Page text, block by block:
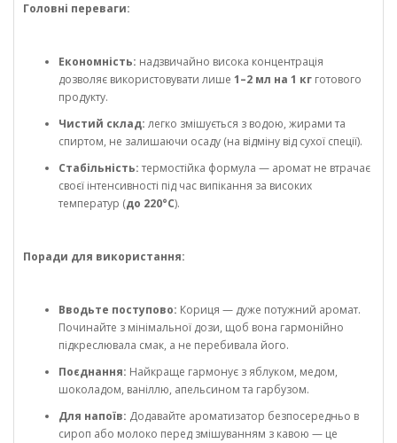
Головні переваги:
Економність: надзвичайно висока концентрація
дозволяє використовувати лише 1–2 мл на 1 кг готового
продукту.
Чистий склад: легко змішується з водою, жирами та
спиртом, не залишаючи осаду (на відміну від сухої спеції).
Стабільність:термостійка формула — аромат не втрачає
своєї інтенсивності під час випікання за високих
температур (до 220°C).
Поради для використання:
Вводьте поступово: Кориця — дуже потужний аромат.
Починайте з мінімальної дози, щоб вона гармонійно
підкреслювала смак, а не перебивала його.
Поєднання: Найкраще гармонує з яблуком, медом,
шоколадом, ваніллю, апельсином та гарбузом.
Для напоїв: Додавайте ароматизатор безпосередньо в
сироп або молоко перед змішуванням з кавою — це